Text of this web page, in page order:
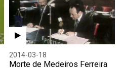
2014-03-18
Morte de Medeiros Ferreira